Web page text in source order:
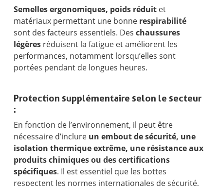
Semelles ergonomiques, poids réduit et
matériaux permettant une bonne respirabilité
sont des facteurs essentiels. Deschaussures
légères réduisent la fatigue et améliorent les
performances, notamment lorsqu’elles sont
portées pendant de longues heures.
Protection supplémentaire selon le secteur
:
En fonction de l’environnement, il peut être
nécessaire d’inclure un embout de sécurité, une
isolation thermique extrême, une résistance aux
produits chimiques ou des certifications
spécifiques. Il est essentiel que les bottes
respectent les normes internationales de sécurité,